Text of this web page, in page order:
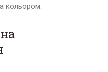
кольором.